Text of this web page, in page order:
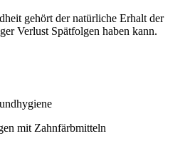
gehört der natürliche Erhalt der
Verlust Spätfolgen haben kann.
mit Zahnfärbmitteln